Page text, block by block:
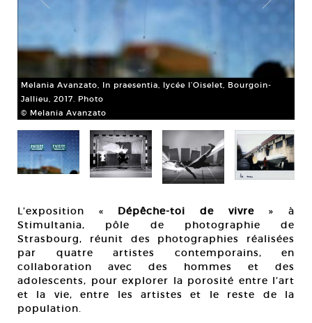
Melania Avanzato, In praesentia, lycée l’Oiselet, Bourgoin-
Jallieu, 2017. Photo
© Melania Avanzato
L’exposition « Dépêche-toi de vivre» à
Stimultania, pôle de photographie de
Strasbourg, réunit des photographies réalisées
par quatre artistes contemporains, en
collaboration avec des hommes et des
adolescents, pour explorer la porosité entre l’art
et la vie, entre les artistes et le reste de la
population.